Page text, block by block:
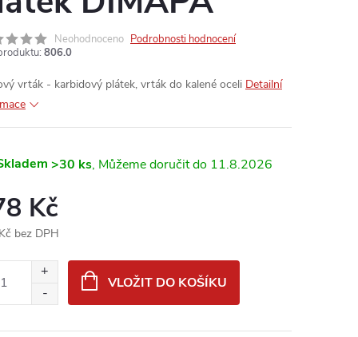
Neohodnoceno Podrobnosti hodnocení
806.0
vrták - karbidový plátek, vrták do kalené oceli Detailní
>30 ks 11.8.2026
Kč
bez DPH
VLOŽIT DO KOŠÍKU